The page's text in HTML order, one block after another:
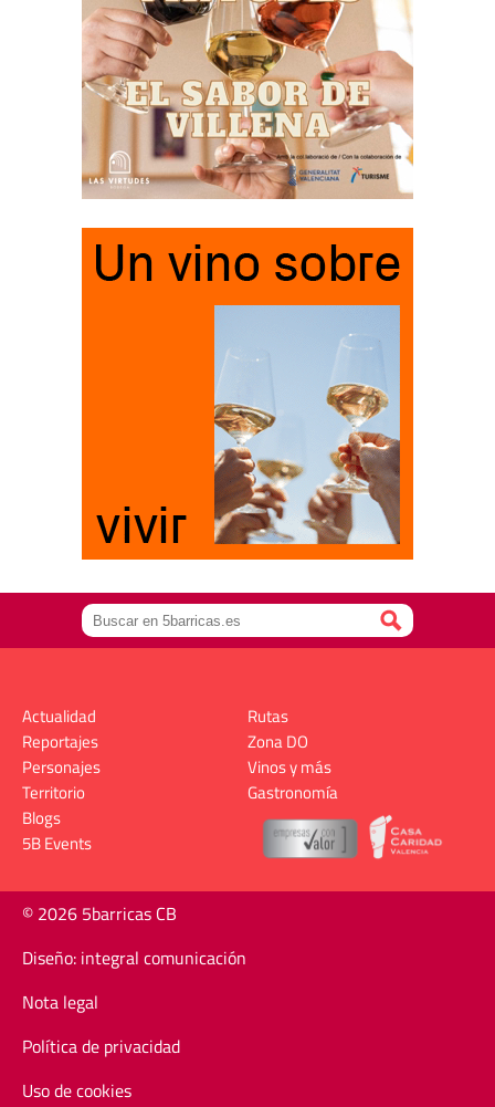
Actualidad
Reportajes
Personajes
Territorio
Rutas
Zona DO
Vinos y más
Gastronomía
Blogs
5B Events
© 2026 5barricas CB
Diseño: integral comunicación
Nota legal
Política de privacidad
Uso de cookies